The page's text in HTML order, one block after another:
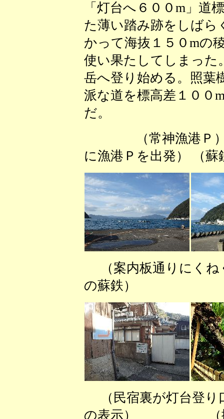
「灯台へ６００m」道
た薄い踏み跡をしばら
かって海抜１５０mの
使い果たしてしまった
岳へ登り始める。照葉
派な道を標高差１００
だ。
（常神漁港
に漁港Ｐを出発） （
（案内板通りに
の蘇鉄） （天
（民宿裏が灯台
の表示） （擁壁